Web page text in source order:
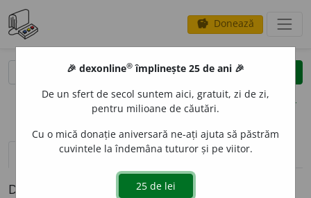
savings Donează
clear
opțiuni
definiții (1) pronunțievolume_up (1)
Definiția cu ID-ul 170638:
🎉 dexonline® împlinește 25 de ani 🎉
De un sfert de secol suntem aici, gratuit, zi de zi,
pentru milioane de căutări.
Cu o mică donație aniversară ne-ați ajuta să păstrăm
cuvintele la îndemâna tuturor și pe viitor.